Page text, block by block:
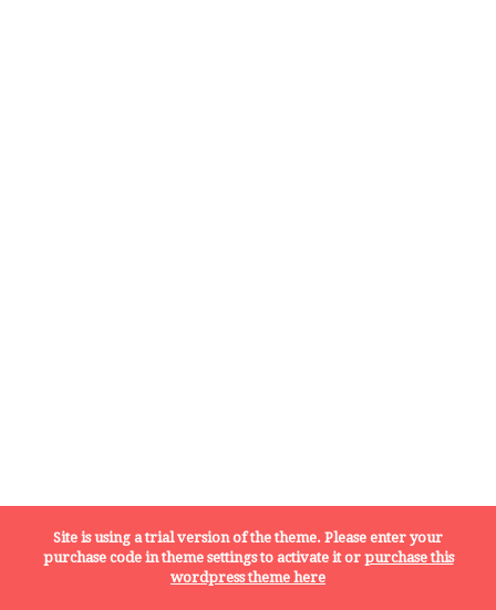
Site is using a trial version of the theme. Please enter your
purchase code in theme settings to activate it or purchase this
wordpress theme here